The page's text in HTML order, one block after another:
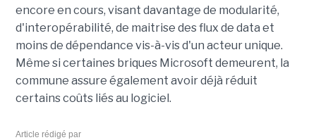
encore en cours, visant davantage de modularité,
d'interopérabilité, de maitrise des flux de data et
moins de dépendance vis-à-vis d'un acteur unique.
Même si certaines briques Microsoft demeurent, la
commune assure également avoir déjà réduit
certains coûts liés au logiciel.
Article rédigé par